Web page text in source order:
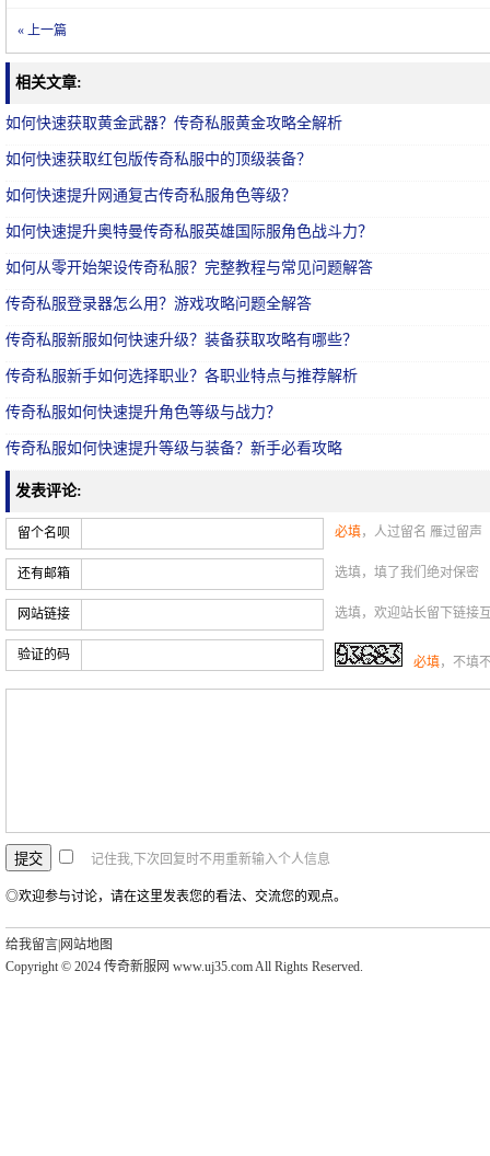
« 上一篇
相关文章:
如何快速获取黄金武器？传奇私服黄金攻略全解析
如何快速获取红包版传奇私服中的顶级装备？
如何快速提升网通复古传奇私服角色等级？
如何快速提升奥特曼传奇私服英雄国际服角色战斗力？
如何从零开始架设传奇私服？完整教程与常见问题解答
传奇私服登录器怎么用？游戏攻略问题全解答
传奇私服新服如何快速升级？装备获取攻略有哪些？
传奇私服新手如何选择职业？各职业特点与推荐解析
传奇私服如何快速提升角色等级与战力？
传奇私服如何快速提升等级与装备？新手必看攻略
发表评论:
留个名呗 必填，人过留名 雁过留声
还有邮箱 选填，填了我们绝对保密
网站链接 选填，欢迎站长留下链接
验证的码 必填，不填
记住我,下次回复时不用重新输入个人信息
◎欢迎参与讨论，请在这里发表您的看法、交流您的观点。
给我留言 网站地图
Copyright © 2024 传奇新服网 www.uj35.com All Rights Reserved.